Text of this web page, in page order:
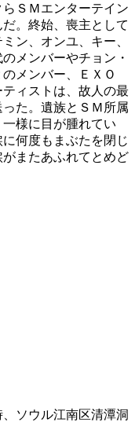
ＳＭエンターテイン
。終始、喪主として
ン、オンユ、キー、
メンバーやチョン・
メンバー、ＥＸＯ
ティストは、故人の最
た。遺族とＳＭ所属
様に目が腫れてい
何度もまぶたを閉じ
またあふれてとめど
ソウル江南区清潭洞